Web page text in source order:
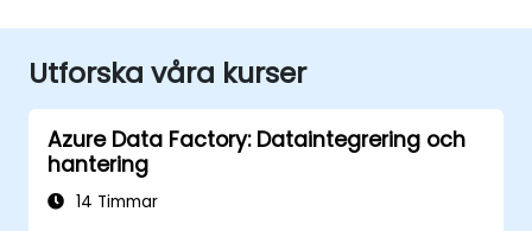
Utforska våra kurser
Azure Data Factory: Dataintegrering och
hantering
14 Timmar